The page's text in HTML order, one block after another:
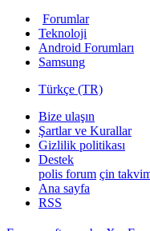
Forumlar
Teknoloji
Android Forumları
Samsung
Türkçe (TR)
Bize ulaşın
Şartlar ve Kurallar
Gizlilik politikası
Destek
polis forum çin
Ana sayfa
RSS